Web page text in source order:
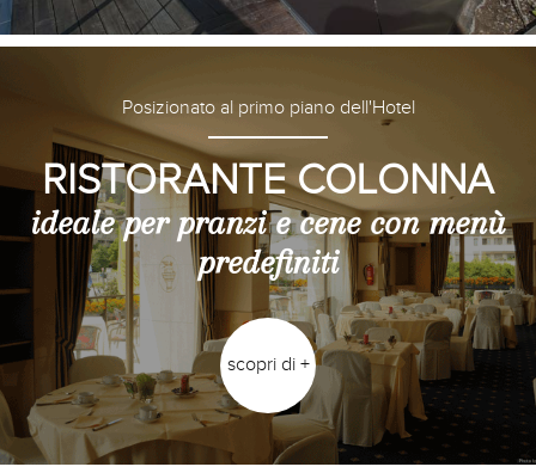
Posizionato al primo piano dell'Hotel
RISTORANTE COLONNA
ideale per pranzi e cene con menù
predefiniti
scopri di +